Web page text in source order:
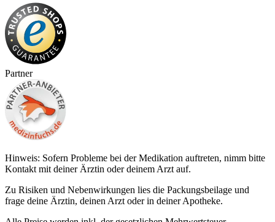
Partner
Hinweis: Sofern Probleme bei der Medikation auftreten, nimm bitte
Kontakt mit deiner Ärztin oder deinem Arzt auf.
Zu Risiken und Nebenwirkungen lies die Packungsbeilage und
frage deine Ärztin, deinen Arzt oder in deiner Apotheke.